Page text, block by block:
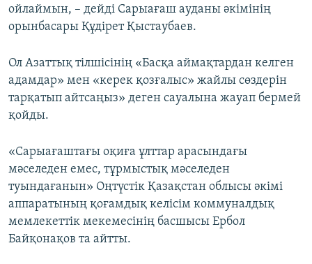
ойлаймын, – дейді Сарыағаш ауданы әкімінің
орынбасары Құдірет Қыстаубаев.
Ол Азаттық тілшісінің «Басқа аймақтардан келген
адамдар» мен «керек қозғалыс» жайлы сөздерін
тарқатып айтсаңыз» деген сауалына жауап бермей
қойды.
«Сарыағаштағы оқиға ұлттар арасындағы
мәселеден емес, тұрмыстық мәселеден
туындағанын» Оңтүстік Қазақстан облысы әкімі
аппаратының қоғамдық келісім коммуналдық
мемлекеттік мекемесінің басшысы Ербол
Байқонақов та айтты.